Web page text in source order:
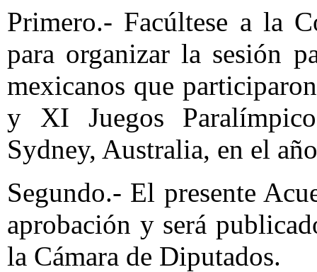
Primero.- Facúltese a la
para organizar la sesión
mexicanos que
y XI Juegos
Sydney, Australia, en el
Segundo.- El presente
aprobación y será
la Cámara de Diputados.